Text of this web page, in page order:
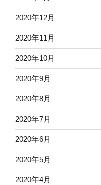
2020年12月
2020年11月
2020年10月
2020年9月
2020年8月
2020年7月
2020年6月
2020年5月
2020年4月